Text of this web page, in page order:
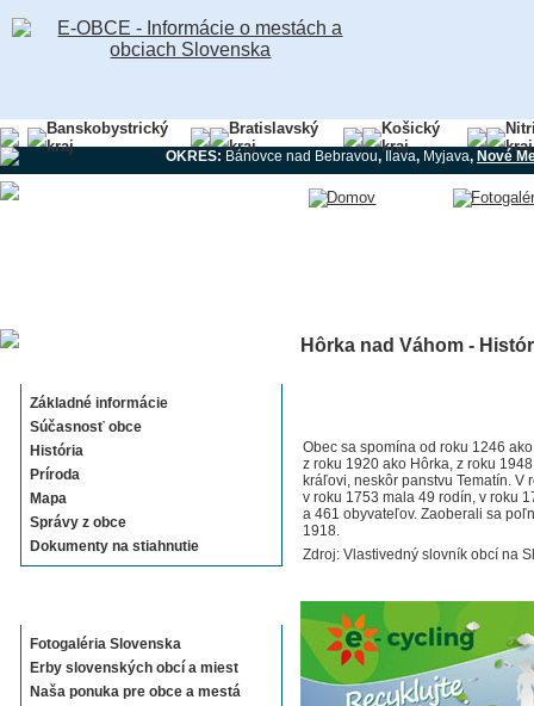
Banskobystrický
kraj
Bratislavský
kraj
Košický
kraj
kraj
OKRES: Bánovce nad Bebravou,Ilava, Myjava, Nové
Základné informácie
Súčasnosť obce
História
Príroda
Mapa
Správy z obce
Dokumenty na stiahnutie
Fotogaléria Slovenska
Erby slovenských obcí a miest
Naša ponuka pre obce a mestá
Hôrka nad Váhom -
Obec sa spomína od roku 1246
z roku 1920 ako Hôrka, z roku
kráľovi, neskôr panstvu Tematín.
v roku 1753 mala 49 rodín, v roku
a 461 obyvateľov. Zaoberali sa
1918.
Zdroj: Vlastivedný slovník obcí na